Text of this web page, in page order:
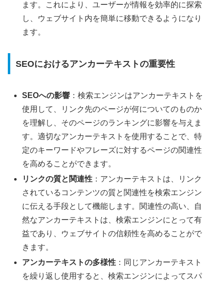
ます。これにより、ユーザーが情報を効率的に探索
し、ウェブサイト内を簡単に移動できるようになり
ます。
SEOにおけるアンカーテキストの重要性
SEOへの影響 ：検索エンジンはアンカーテキストを
使用して、リンク先のページが何についてのものか
を理解し、そのページのランキングに影響を与えま
す。適切なアンカーテキストを使用することで、特
定のキーワードやフレーズに対するページの関連性
を高めることができます。
リンクの質と関連性 ：アンカーテキストは、リンク
されているコンテンツの質と関連性を検索エンジン
に伝える手段として機能します。関連性の高い、自
然なアンカーテキストは、検索エンジンにとって有
益であり、ウェブサイトの信頼性を高めることがで
きます。
アンカーテキストの多様性 ：同じアンカーテキスト
を繰り返し使用すると、検索エンジンによってスパ